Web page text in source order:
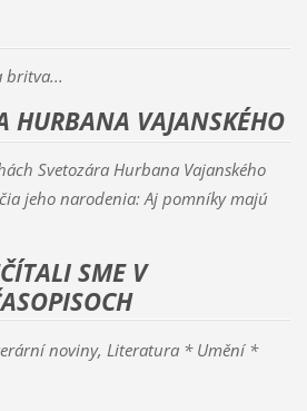
britva...
HURBANA VAJANSKÉHO
Svetozára Hurbana Vajanského
jeho narodenia: Aj pomníky majú
SME V
noviny, Literatura * Umění *